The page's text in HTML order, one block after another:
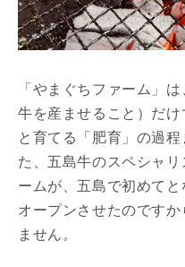
「やまぐちファーム」
牛を産ませること）だ
と育てる「肥育」の過
た、五島牛のスペシャ
ームが、五島で初めて
オープンさせたのです
ません。